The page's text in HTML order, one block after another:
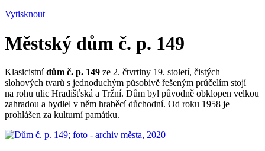
Vytisknout
Městský dům č. p. 149
Klasicistnídům č. p. 149 ze 2. čtvrtiny 19. století, čistých
slohových tvarů s jednoduchým působivě řešeným průčelím stojí
na rohu ulic Hradišťská a Tržní. Dům byl původně obklopen velkou
zahradou a bydlel v něm hraběcí důchodní. Od roku 1958 je
prohlášen za kulturní památku.